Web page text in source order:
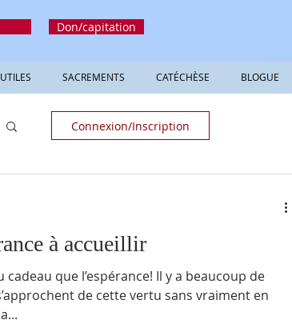
Don/capitation
SACREMENTS CATÉCHÈSE BLOGUE
Connexion/Inscription
à accueillir
que l’espérance! Il y a beaucoup de
de cette vertu sans vraiment en